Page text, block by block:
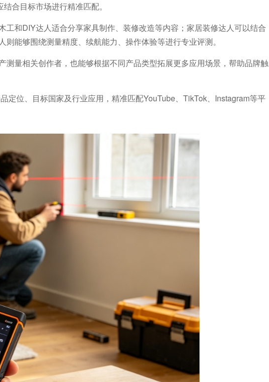
合目标市场进行精准匹配。
和DIY达人适合分享家具制作、装修改造等内容；家居装修达人可以结合
能够围绕测量精度、续航能力、操作体验等进行专业评测。
量相关创作者，也能够根据不同产品类型拓展更多应用场景，帮助品牌触
定位、目标国家及行业应用，精准匹配YouTube、TikTok、Instagram等平